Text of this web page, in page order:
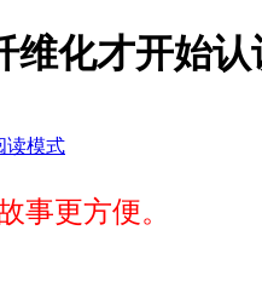
维化才开始
读模式
事更方便。